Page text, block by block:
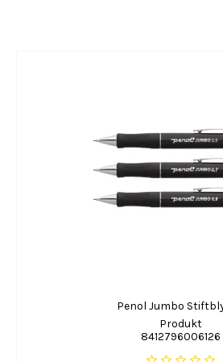
Penol Jumbo
Produkt
8412796006126